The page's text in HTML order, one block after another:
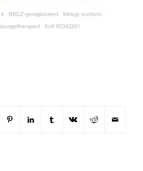
· RBCZ-geregistreerd · Wkkgz-conform ·
· KvK 82342261